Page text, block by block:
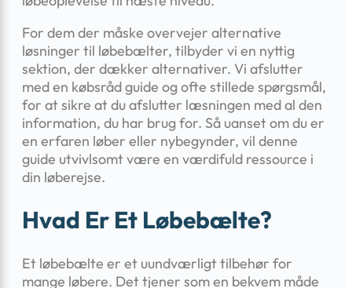
For dem der måske overvejer alternative
løsninger til løbebælter, tilbyder vi en nyttig
sektion, der dækker alternativer. Vi afslutter
med en købsråd guide og ofte stillede spørgsmål,
for at sikre at du afslutter læsningen med al den
information, du har brug for. Så uanset om du er
en erfaren løber eller nybegynder, vil denne
guide utvivlsomt være en værdifuld ressource i
din løberejse.
Hvad Er Et Løbebælte?
Et løbebælte er et uundværligt tilbehør for
mange løbere. Det tjener som en bekvem måde